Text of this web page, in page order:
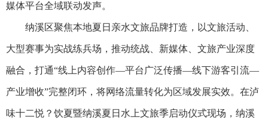
媒体平台全域联动发声。
纳溪区聚焦本地夏日亲水文旅品牌打造，以文旅活动、
大型赛事为实战练兵场，推动统战、新媒体、文旅产业深度
融合，打通“线上内容创作—平台广泛传播—线下游客引流—
产业增收”完整闭环，将网络流量转化为区域发展实效。在泸
味十二悦？饮夏暨纳溪夏日水上文旅季启动仪式现场，纳溪